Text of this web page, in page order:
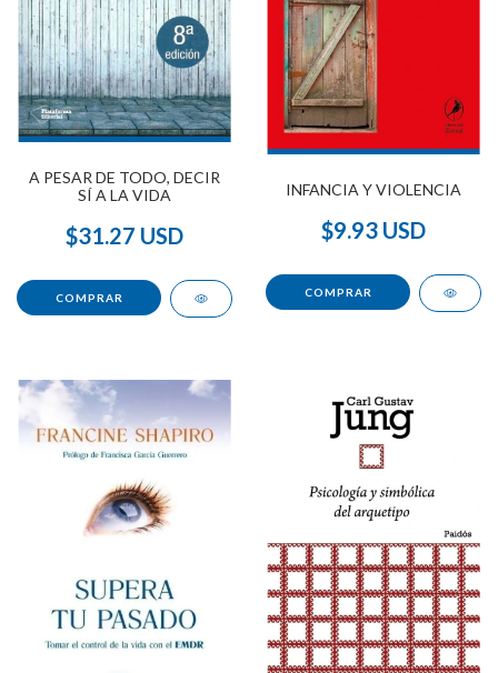
A PESAR DE TODO, DECIR
SÍ A LA VIDA
$31.27 USD
INFANCIA Y VIOLENCIA
$9.93 USD